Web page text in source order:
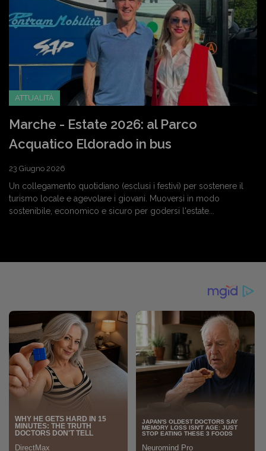
ATTUALITÀ
Marche - Estate 2026: al Parco
Acquatico Eldorado in bus
23 Giugno 2026
Un collegamento quotidiano (esclusi i festivi) per sostenere il
turismo locale e agevolare i giovani. Muoversi in modo
sostenibile, economico e sicuro per godersi l'estate...